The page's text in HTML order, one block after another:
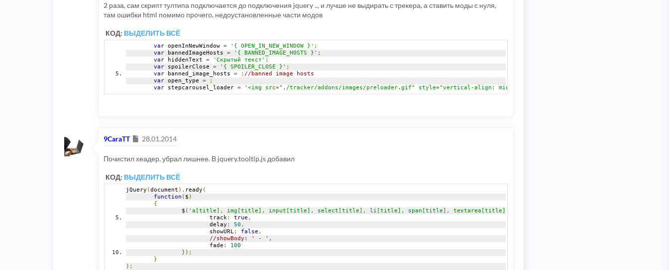
2 раза, сам скрипт тултипа подключается до подключения jquery .., и лучше не выдирать с трекера, а ставить моды с нуля,
там ошибки html помимо прочего, недоустановленные части модов
КОД: ВЫДЕЛИТЬ ВСЁ
var openInNewWindow = '{ OPEN_IN_NEW_WINDOW }' ;
var bannedImageHosts = '{ BANNED_IMAGE_HOSTS }' ;
var hiddenText = 'Скрытый текст' ;
var spoilerClose = '{ SPOILER_CLOSE }' ;
var banned_image_hosts = ; //banned image hosts
var open_type =
;
var stepcarousel_loader = '<img src="./tracker/addons/images/preloader.gif" style="vertical-align: middle" /> { TDT_WAIT }'
9CaraTT Сообщение
28.01.2014
Почистил хеадер, убрал лишнее. В jquery.tooltip.js добавил
КОД: ВЫДЕЛИТЬ ВСЁ
jQuery (document ). ready (
function ( $ )
{
		$
( 'a[title], img[title], input[title], select[title], li[title], span[title], textarea[title]'
			track
: true ,
			delay
: 50 ,
			showURL
: false ,
//showBody: ' - ',
			fade
:
100
});
}
);